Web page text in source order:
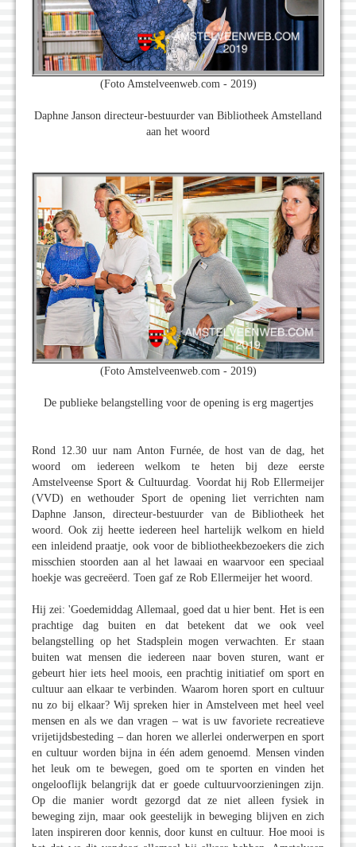
(Foto Amstelveenweb.com - 2019)
Daphne Janson directeur-bestuurder van Bibliotheek Amstelland
aan het woord
(Foto Amstelveenweb.com - 2019)
De publieke belangstelling voor de opening is erg magertjes
Rond 12.30 uur nam Anton Furnée, de host van de dag, het
woord om iedereen welkom te heten bij deze eerste
Amstelveense Sport & Cultuurdag. Voordat hij Rob Ellermeijer
(VVD) en wethouder Sport de opening liet verrichten nam
Daphne Janson, directeur-bestuurder van de Bibliotheek het
woord. Ook zij heette iedereen heel hartelijk welkom en hield
een inleidend praatje, ook voor de bibliotheekbezoekers die zich
misschien stoorden aan al het lawaai en waarvoor een speciaal
hoekje was gecreëerd. Toen gaf ze Rob Ellermeijer het woord.
Hij zei: 'Goedemiddag Allemaal, goed dat u hier bent. Het is een
prachtige dag buiten en dat betekent dat we ook veel
belangstelling op het Stadsplein mogen verwachten. Er staan
buiten wat mensen die iedereen naar boven sturen, want er
gebeurt hier iets heel moois, een prachtig initiatief om sport en
cultuur aan elkaar te verbinden. Waarom horen sport en cultuur
nu zo bij elkaar? Wij spreken hier in Amstelveen met heel veel
mensen en als we dan vragen – wat is uw favoriete recreatieve
vrijetijdsbesteding – dan horen we allerlei onderwerpen en sport
en cultuur worden bijna in één adem genoemd. Mensen vinden
het leuk om te bewegen, goed om te sporten en vinden het
ongelooflijk belangrijk dat er goede cultuurvoorzieningen zijn.
Op die manier wordt gezorgd dat ze niet alleen fysiek in
beweging zijn, maar ook geestelijk in beweging blijven en zich
laten inspireren door kennis, door kunst en cultuur. Hoe mooi is